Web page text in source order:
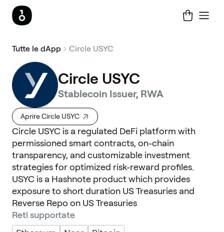
Tutte le dApp Circle USYC
Circle USYC
Stablecoin Issuer, RWA
Aprire Circle USYC
Circle USYC is a regulated DeFi platform with
permissioned smart contracts, on-chain
transparency, and customizable investment
strategies for optimized risk-reward profiles.
USYC is a Hashnote product which provides
exposure to short duration US Treasuries and
Reverse Repo on US Treasuries
Reti supportate